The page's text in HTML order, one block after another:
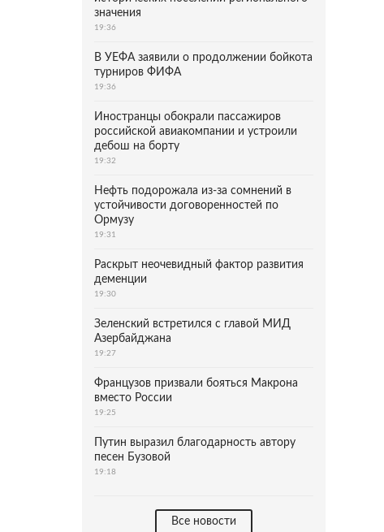
значения
19:36
В УЕФА заявили о продолжении бойкота
турниров ФИФА
19:36
Иностранцы обокрали пассажиров
российской авиакомпании и устроили
дебош на борту
19:32
Нефть подорожала из-за сомнений в
устойчивости договоренностей по
Ормузу
19:31
Раскрыт неочевидный фактор развития
деменции
19:30
Зеленский встретился с главой МИД
Азербайджана
19:27
Французов призвали бояться Макрона
вместо России
19:25
Путин выразил благодарность автору
песен Бузовой
19:18
Все новости